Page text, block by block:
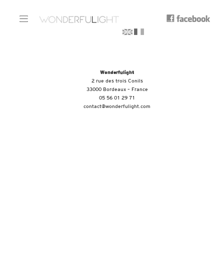
Wonderfulight
2 rue des trois Conils
33000 Bordeaux – France
05 56 01 29 71
contact@wonderfulight.com